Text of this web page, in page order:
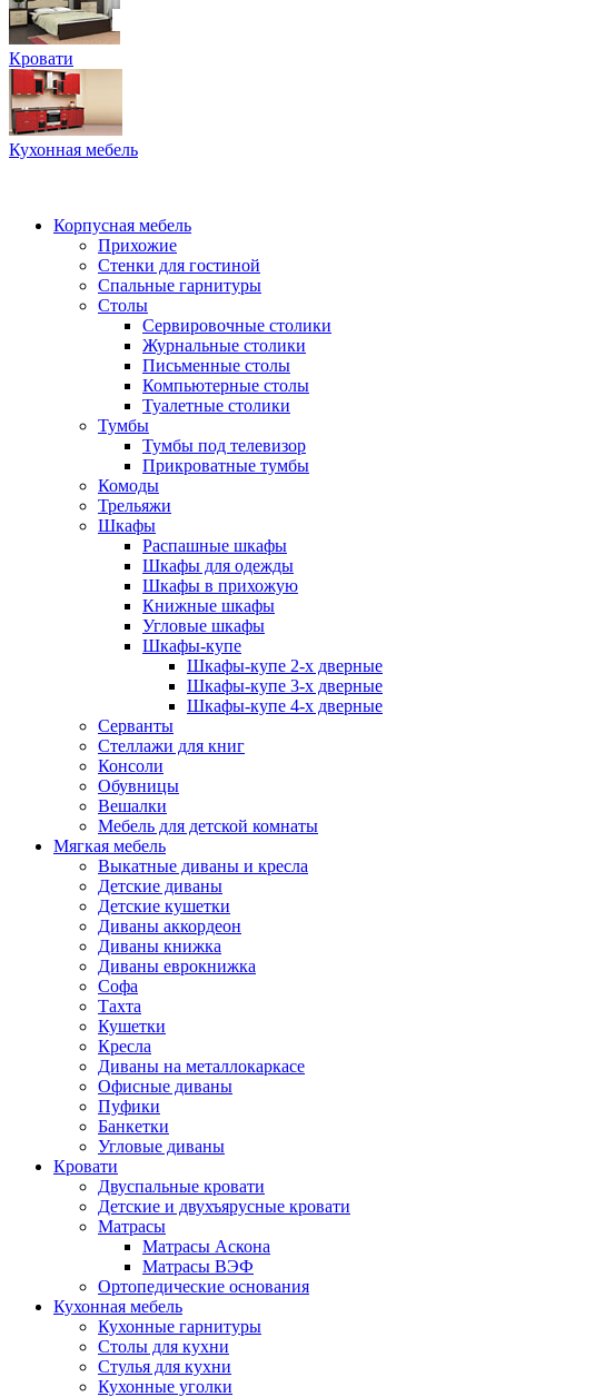
Кровати
Кухонная мебель
Корпусная мебель
Прихожие
Стенки для гостиной
Спальные гарнитуры
Столы
Сервировочные столики
Журнальные столики
Письменные столы
Компьютерные столы
Туалетные столики
Тумбы
Тумбы под телевизор
Прикроватные тумбы
Комоды
Трельяжи
Шкафы
Распашные шкафы
Шкафы для одежды
Шкафы в прихожую
Книжные шкафы
Угловые шкафы
Шкафы-купе
Шкафы-купе 2-x дверные
Шкафы-купе 3-х дверные
Шкафы-купе 4-х дверные
Серванты
Стеллажи для книг
Консоли
Обувницы
Вешалки
Мебель для детской комнаты
Мягкая мебель
Выкатные диваны и кресла
Детские диваны
Детские кушетки
Диваны аккордеон
Диваны книжка
Диваны еврокнижка
Софа
Тахта
Кушетки
Кресла
Диваны на металлокаркасе
Офисные диваны
Пуфики
Банкетки
Угловые диваны
Кровати
Двуспальные кровати
Детские и двухъярусные кровати
Матрасы
Матрасы Аскона
Матрасы ВЭФ
Ортопедические основания
Кухонная мебель
Кухонные гарнитуры
Столы для кухни
Стулья для кухни
Кухонные уголки